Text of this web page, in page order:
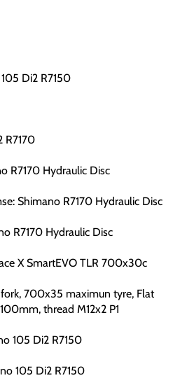
Di2 R7150
R7170
R7170 Hydraulic Disc
Shimano R7170 Hydraulic Disc
R7170 Hydraulic Disc
X SmartEVO TLR 700x30c
700x35 maximun tyre, Flat
thread M12x2 P1
105 Di2 R7150
105 Di2 R7150